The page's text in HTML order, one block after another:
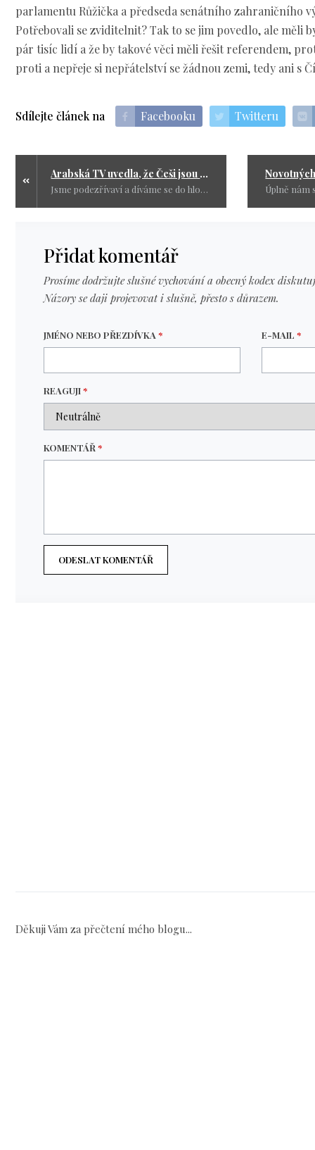
parlamentu Růžička a předseda senátního zahraničního
Potřebovali se zviditelnit? Tak to se jim povedlo, ale měli
pár tisíc lidí a že by takové věci měli řešit referendem,
proti a nepřeje si nepřátelství se žádnou zemi, tedy ani s
Sdílejte článek na Facebooku Twitteru
Arabská TV uvedla, že Češi jsou ti nejhnusnější
Jsme podezřívaví a díváme se do hloubky. Proč tu chtít muslimy, když znásilňují naše holčičky, dívky a ženy. Jak se postavit k muslimům, když se v mešitě fotografují se samopalem a vyzývají k zabíjení.
Přidat komentář
Prosíme dodržujte slušné vychování a obecný kodex
Názory se daji projevovat i slušně, přesto s důrazem.
JMÉNO NEBO PŘEZDÍVKA* E-MAIL*
REAGUJI*
KOMENTÁŘ*
ODESLAT KOMENTÁŘ
Děkuji Vám za přečtení mého blogu...